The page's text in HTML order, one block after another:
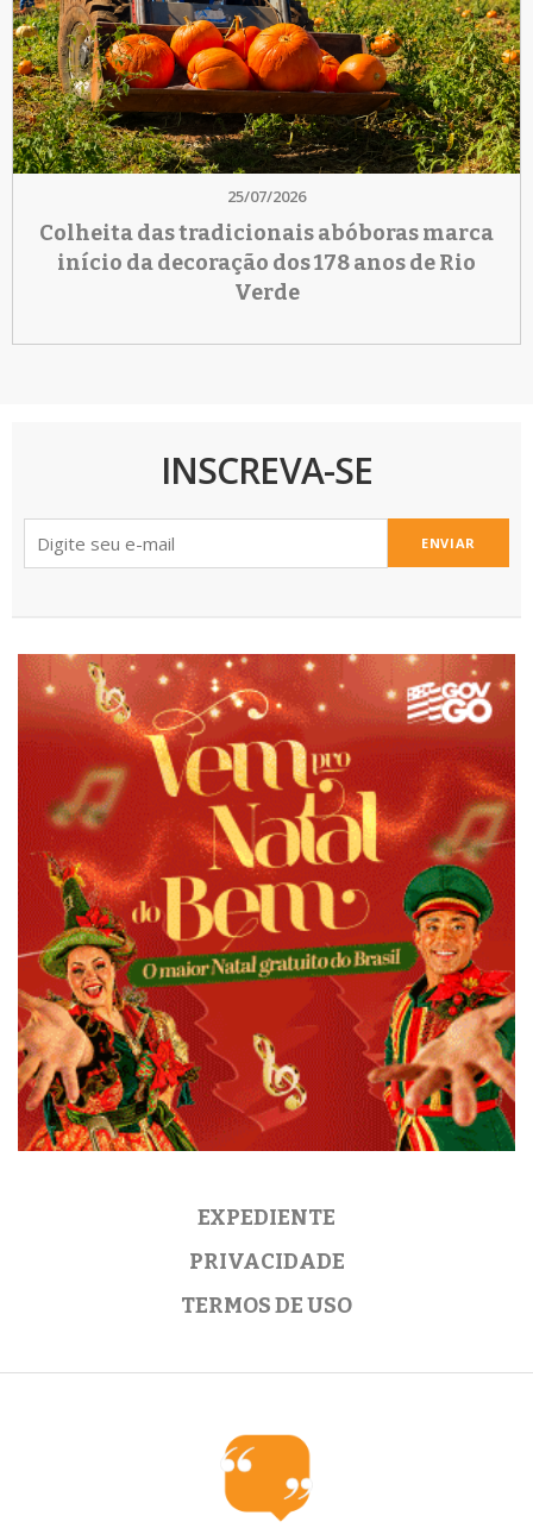
25/07/2026
Colheita das tradicionais abóboras marca
início da decoração dos 178 anos de Rio
Verde
INSCREVA-SE
ENVIAR
EXPEDIENTE
PRIVACIDADE
TERMOS DE USO